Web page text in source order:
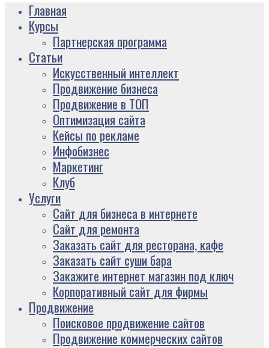
Главная
Курсы
Партнерская программа
Статьи
Искусственный интеллект
Продвижение бизнеса
Продвижение в ТОП
Оптимизация сайта
Кейсы по рекламе
Инфобизнес
Маркетинг
Клуб
Услуги
Сайт для бизнеса в интернете
Сайт для ремонта
Заказать сайт для ресторана, кафе
Заказать сайт суши бара
Закажите интернет магазин под ключ
Корпоративный сайт для фирмы
Продвижение
Поисковое продвижение сайтов
Продвижение коммерческих сайтов